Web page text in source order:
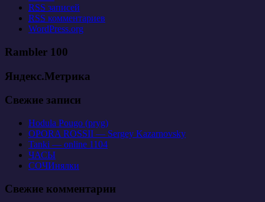
RSS записей
RSS комментариев
WordPress.org
Rambler 100
Яндекс.Метрика
Свежие записи
Hodula Pougo (pryg)
OPORA ROSSII — Sergey Kazarnovsky
Tanki — online 1104
ЧАСЫ
СОЧИнялки
Свежие комментарии